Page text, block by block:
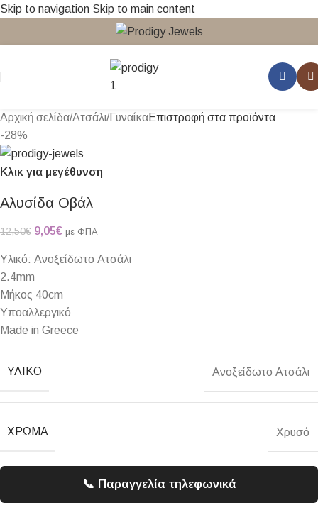
Skip to navigation Skip to main content
Αρχική σελίδα/Ατσάλι/ΓυναίκαΕπιστροφή στα προϊόντα
-28%
Κλικ για μεγέθυνση
Αλυσίδα Οβάλ
12,50€ 9,05€ με ΦΠΑ
Υλικό: Ανοξείδωτο Ατσάλι
2.4mm
Μήκος 40cm
Υποαλλεργικό
Made in Greece
ΥΛΙΚΌ Ανοξείδωτο Ατσάλι
ΧΡΏΜΑ Χρυσό
📞 Παραγγελία τηλεφωνικά